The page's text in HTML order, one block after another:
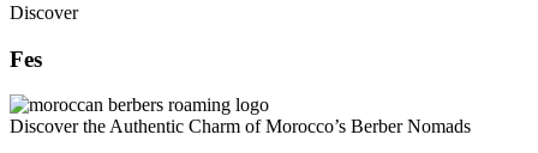
Discover
Fes
Discover the Authentic Charm of Morocco’s Berber Nomads